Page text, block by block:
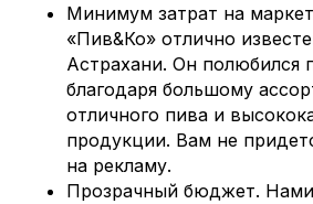
Минимум затрат на
«Пив&Ко» отлично
Астрахани. Он полюбился
благодаря большому
отличного пива и
продукции. Вам не
на рекламу.
Прозрачный бюджет. Нами